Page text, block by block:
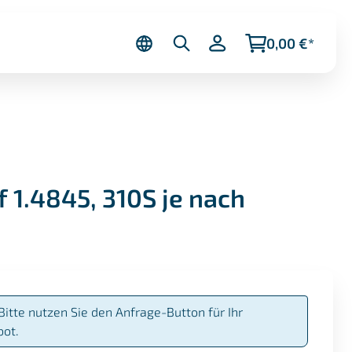
0,00 €*
310S je nach
nutzen Sie den Anfrage-Button für Ihr